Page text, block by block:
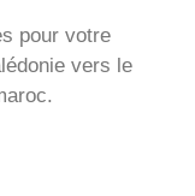
pour votre
vers le